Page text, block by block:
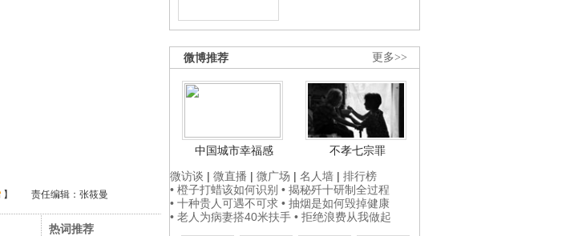
更多>>
微博推荐
中国城市幸福感
不孝七宗罪
微访谈 | 微直播 | 微广场 | 名人墙 | 排行榜
• 橙子打蜡该如何识别 • 揭秘歼十研制全过程
• 十种贵人可遇不可求 • 抽烟是如何毁掉健康
• 老人为病妻搭40米扶手 • 拒绝浪费从我做起
】 责任编辑：张筱曼
热词推荐